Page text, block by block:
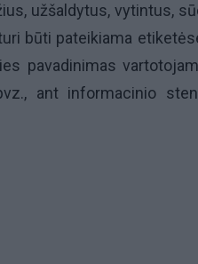
užšaldytus, vytintus,
būti pateikiama
pavadinimas
ant informacinio